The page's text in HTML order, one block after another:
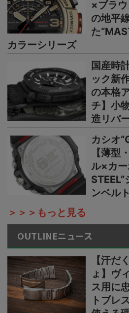
×ブラ
の地平
た
カラーシリーズ
国産時
ック新
の本格
チ】小
造リバ
カシオ
【薄型
ル×カー
ンベル
＞＞＞もっと見る
OUTLINEニュース
【汗だ
ょ】ヴ
ス用に
トブレ